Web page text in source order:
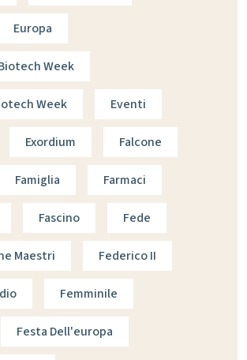
Europa
Week
Week Eventi
Exordium Falcone
Famiglia Farmaci
Fascino Fede
Maestri Federico II
Femminile
Festa Dell'europa